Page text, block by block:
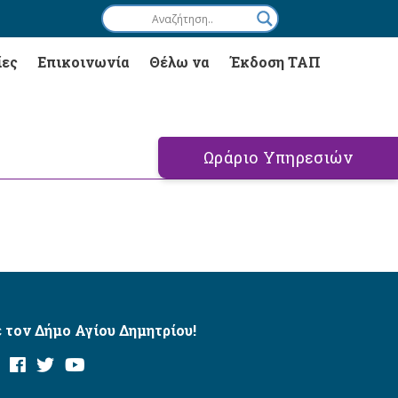
Επικοινωνία Θέλω να Έκδοση ΤΑΠ
Ωράριο Υπηρεσιών
τον Δήμο Αγίου Δημητρίου!